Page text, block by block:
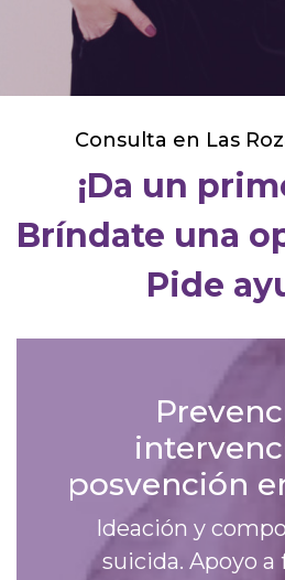
Consulta en Las
¡Da un
Bríndate una
Pide
posvención
Ideación y
suicida. Apoyo a